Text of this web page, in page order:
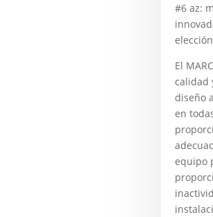
#6 az:
El
calidad
diseño
en
equipo